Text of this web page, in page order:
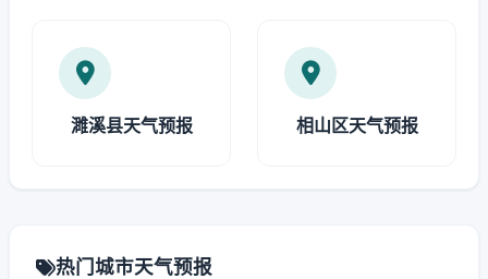
濉溪县天气预报 相山区天气预报
热门城市天气预报